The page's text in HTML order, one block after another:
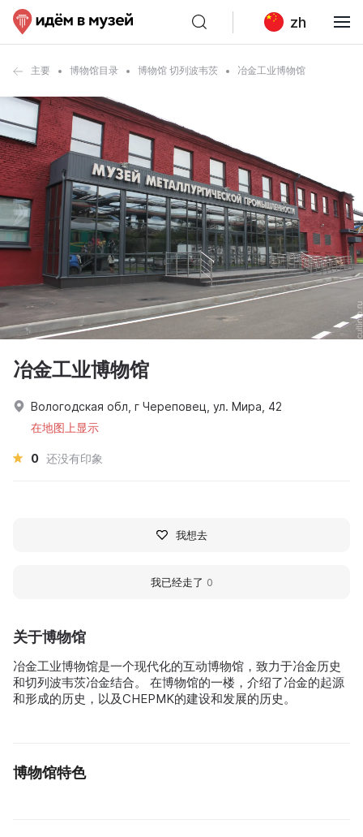
zh
主要 博物馆目录 博物馆 切列波韦茨 冶金工业博物馆
关于博物馆
冶金工业博物馆是一个现代化的互动博物馆，致力于冶金历史
和切列波韦茨冶金结合。 在博物馆的一楼，介绍了冶金的起源
和形成的历史，以及CHEPMK的建设和发展的历史。
博物馆特色
冶金工业博物馆
Вологодская обл, г Череповец, ул. Мира, 42
在地图上显示
0 还没有印象
我想去
我已经走了 0